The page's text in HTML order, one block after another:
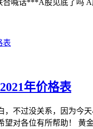
喊话***A股见底了吗
年价格表
不过没关系，因为今
对各位有所帮助！